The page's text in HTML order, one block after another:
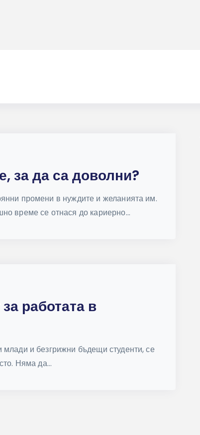
за да са доволни?
промени в нуждите и желанията им.
време се отнася до кариерно...
работата в
и безгрижни бъдещи студенти, се
Няма да...